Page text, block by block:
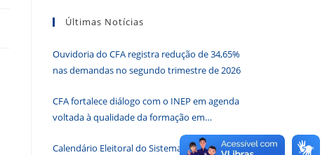
Últimas Notícias
Ouvidoria do CFA registra redução de 34,65%
nas demandas no segundo trimestre de 2026
CFA fortalece diálogo com o INEP em agenda
voltada à qualidade da formação em
Calendário Eleitoral do Sistema CFA/CRAs entra